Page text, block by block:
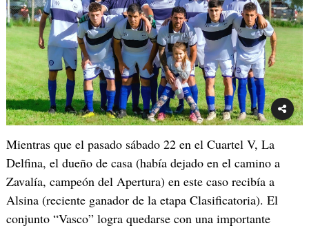
Mientras que el pasado sábado 22 en el Cuartel V, La
Delfina, el dueño de casa (había dejado en el camino a
Zavalía, campeón del Apertura) en este caso recibía a
Alsina (reciente ganador de la etapa Clasificatoria). El
conjunto “Vasco” logra quedarse con una importante